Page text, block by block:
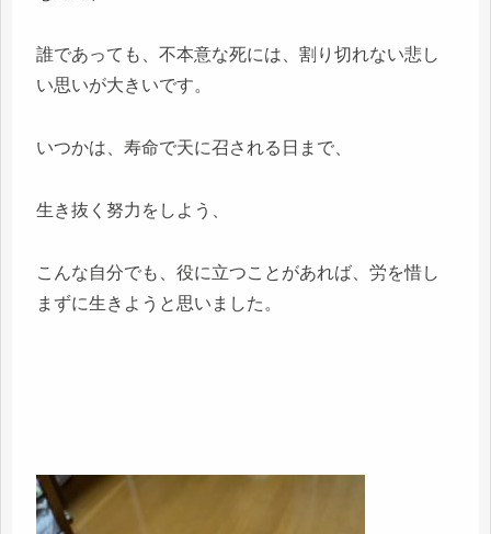
誰であっても、不本意な死には、割り切れない悲し
い思いが大きいです。
いつかは、寿命で天に召される日まで、
生き抜く努力をしよう、
こんな自分でも、役に立つことがあれば、労を惜し
まずに生きようと思いました。